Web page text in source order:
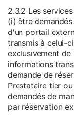
2.3.2 Les
(i) être
d'un portail
transmis à celui-
exclusivement de
informations
demande de
Prestataire tier
demandés de
par réservation